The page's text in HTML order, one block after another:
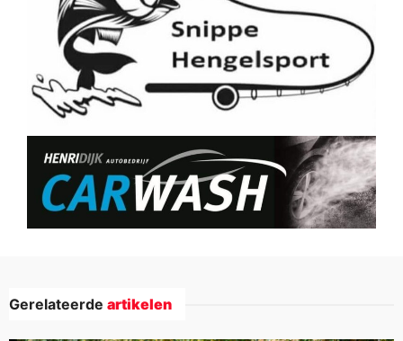
Gerelateerde artikelen